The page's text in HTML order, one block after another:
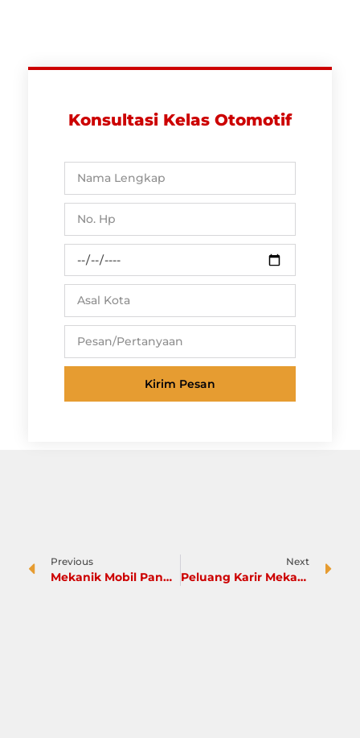
Konsultasi Kelas Otomotif
Kirim Pesan
Previous
Mekanik Mobil Panggilan: Menjanjikan Tanpa Harus Punya Bengkel
Next
Peluang Karir Mekanik Mobil, Karir Menjanjikan bagi Lulusan SMK Otomotif